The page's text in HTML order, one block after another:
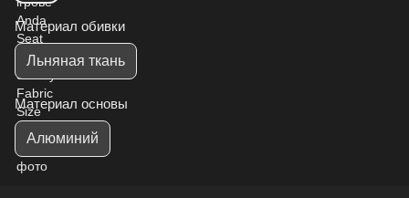
Материал обивки
Льняная ткань
Материал основы
Алюминий